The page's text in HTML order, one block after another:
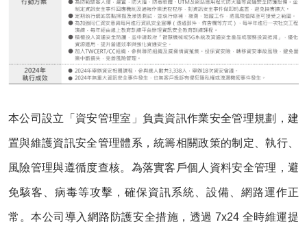
本公司設立「資安管理室」負責資訊作業安全管理規劃，建
置與維護資訊安全管理體系，統籌相關政策的制定、執行、
風險管理與遵循度查核。為落實客戶個人資料安全管理，避
免駭客、病毒等攻擊，確保資訊系統、設備、網路運作正
常。本公司導入網路防護安全措施，透過 7x24 全時維運提